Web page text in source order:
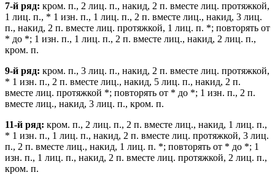
7-й ряд: кром. п., 2 лиц. п., накид, 2 п. вместе лиц. протяжкой,
1 лиц. п., * 1 изн. п., 1 лиц. п., 2 п. вместе лиц., накид, 3 лиц.
п., накид, 2 п. вместе лиц. протяжкой, 1 лиц. п. *; повторять от
* до *; 1 изн. п., 1 лиц. п., 2 п. вместе лиц., накид, 2 лиц. п.,
кром. п.
9-й ряд: кром. п., 3 лиц. п., накид, 2 п. вместе лиц. протяжкой,
* 1 изн. п., 2 п. вместе лиц., накид, 5 лиц. п., накид, 2 п.
вместе лиц. протяжкой *; повторять от * до *; 1 изн. п., 2 п.
вместе лиц., накид, 3 лиц. п., кром. п.
11-й ряд: кром. п., 2 лиц. п., 2 п. вместе лиц., накид, 1 лиц. п.,
* 1 изн. п., 1 лиц. п., накид, 2 п. вместе лиц. протяжкой, 3 лиц.
п., 2 п. вместе лиц., накид, 1 лиц. п. *; повторять от * до *; 1
изн. п., 1 лиц. п., накид, 2 п. вместе лиц. протяжкой, 2 лиц. п.,
кром. п.